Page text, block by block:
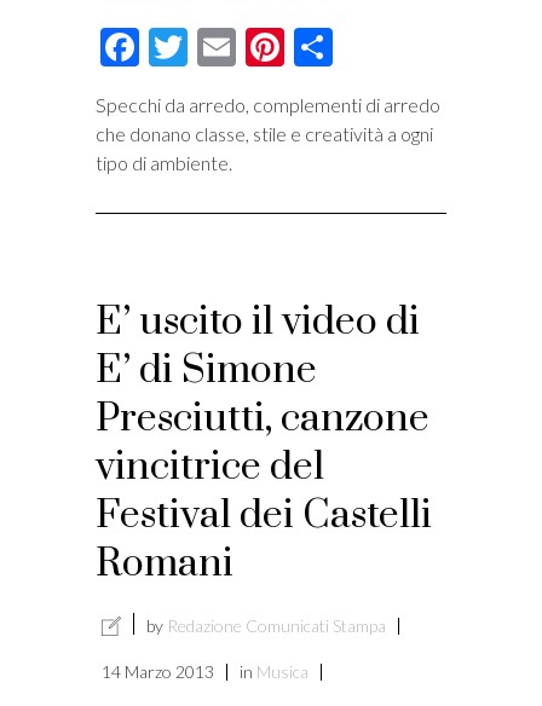
Facebook
Twitter
EmailPinterest
Specchi da arredo, complementi di arredo
che donano classe, stile e creatività a ogni
tipo di ambiente.
E’ uscito il video di
E’ di Simone
Presciutti, canzone
vincitrice del
Festival dei Castelli
Romani
by Redazione Comunicati Stampa
14 Marzo 2013 in Musica